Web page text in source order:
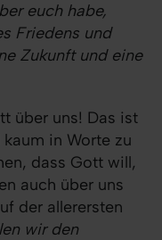
euch habe,
Friedens und
Zukunft und eine
über uns! Das ist
in Worte zu
dass Gott will,
auch über uns
der allerersten
wir den